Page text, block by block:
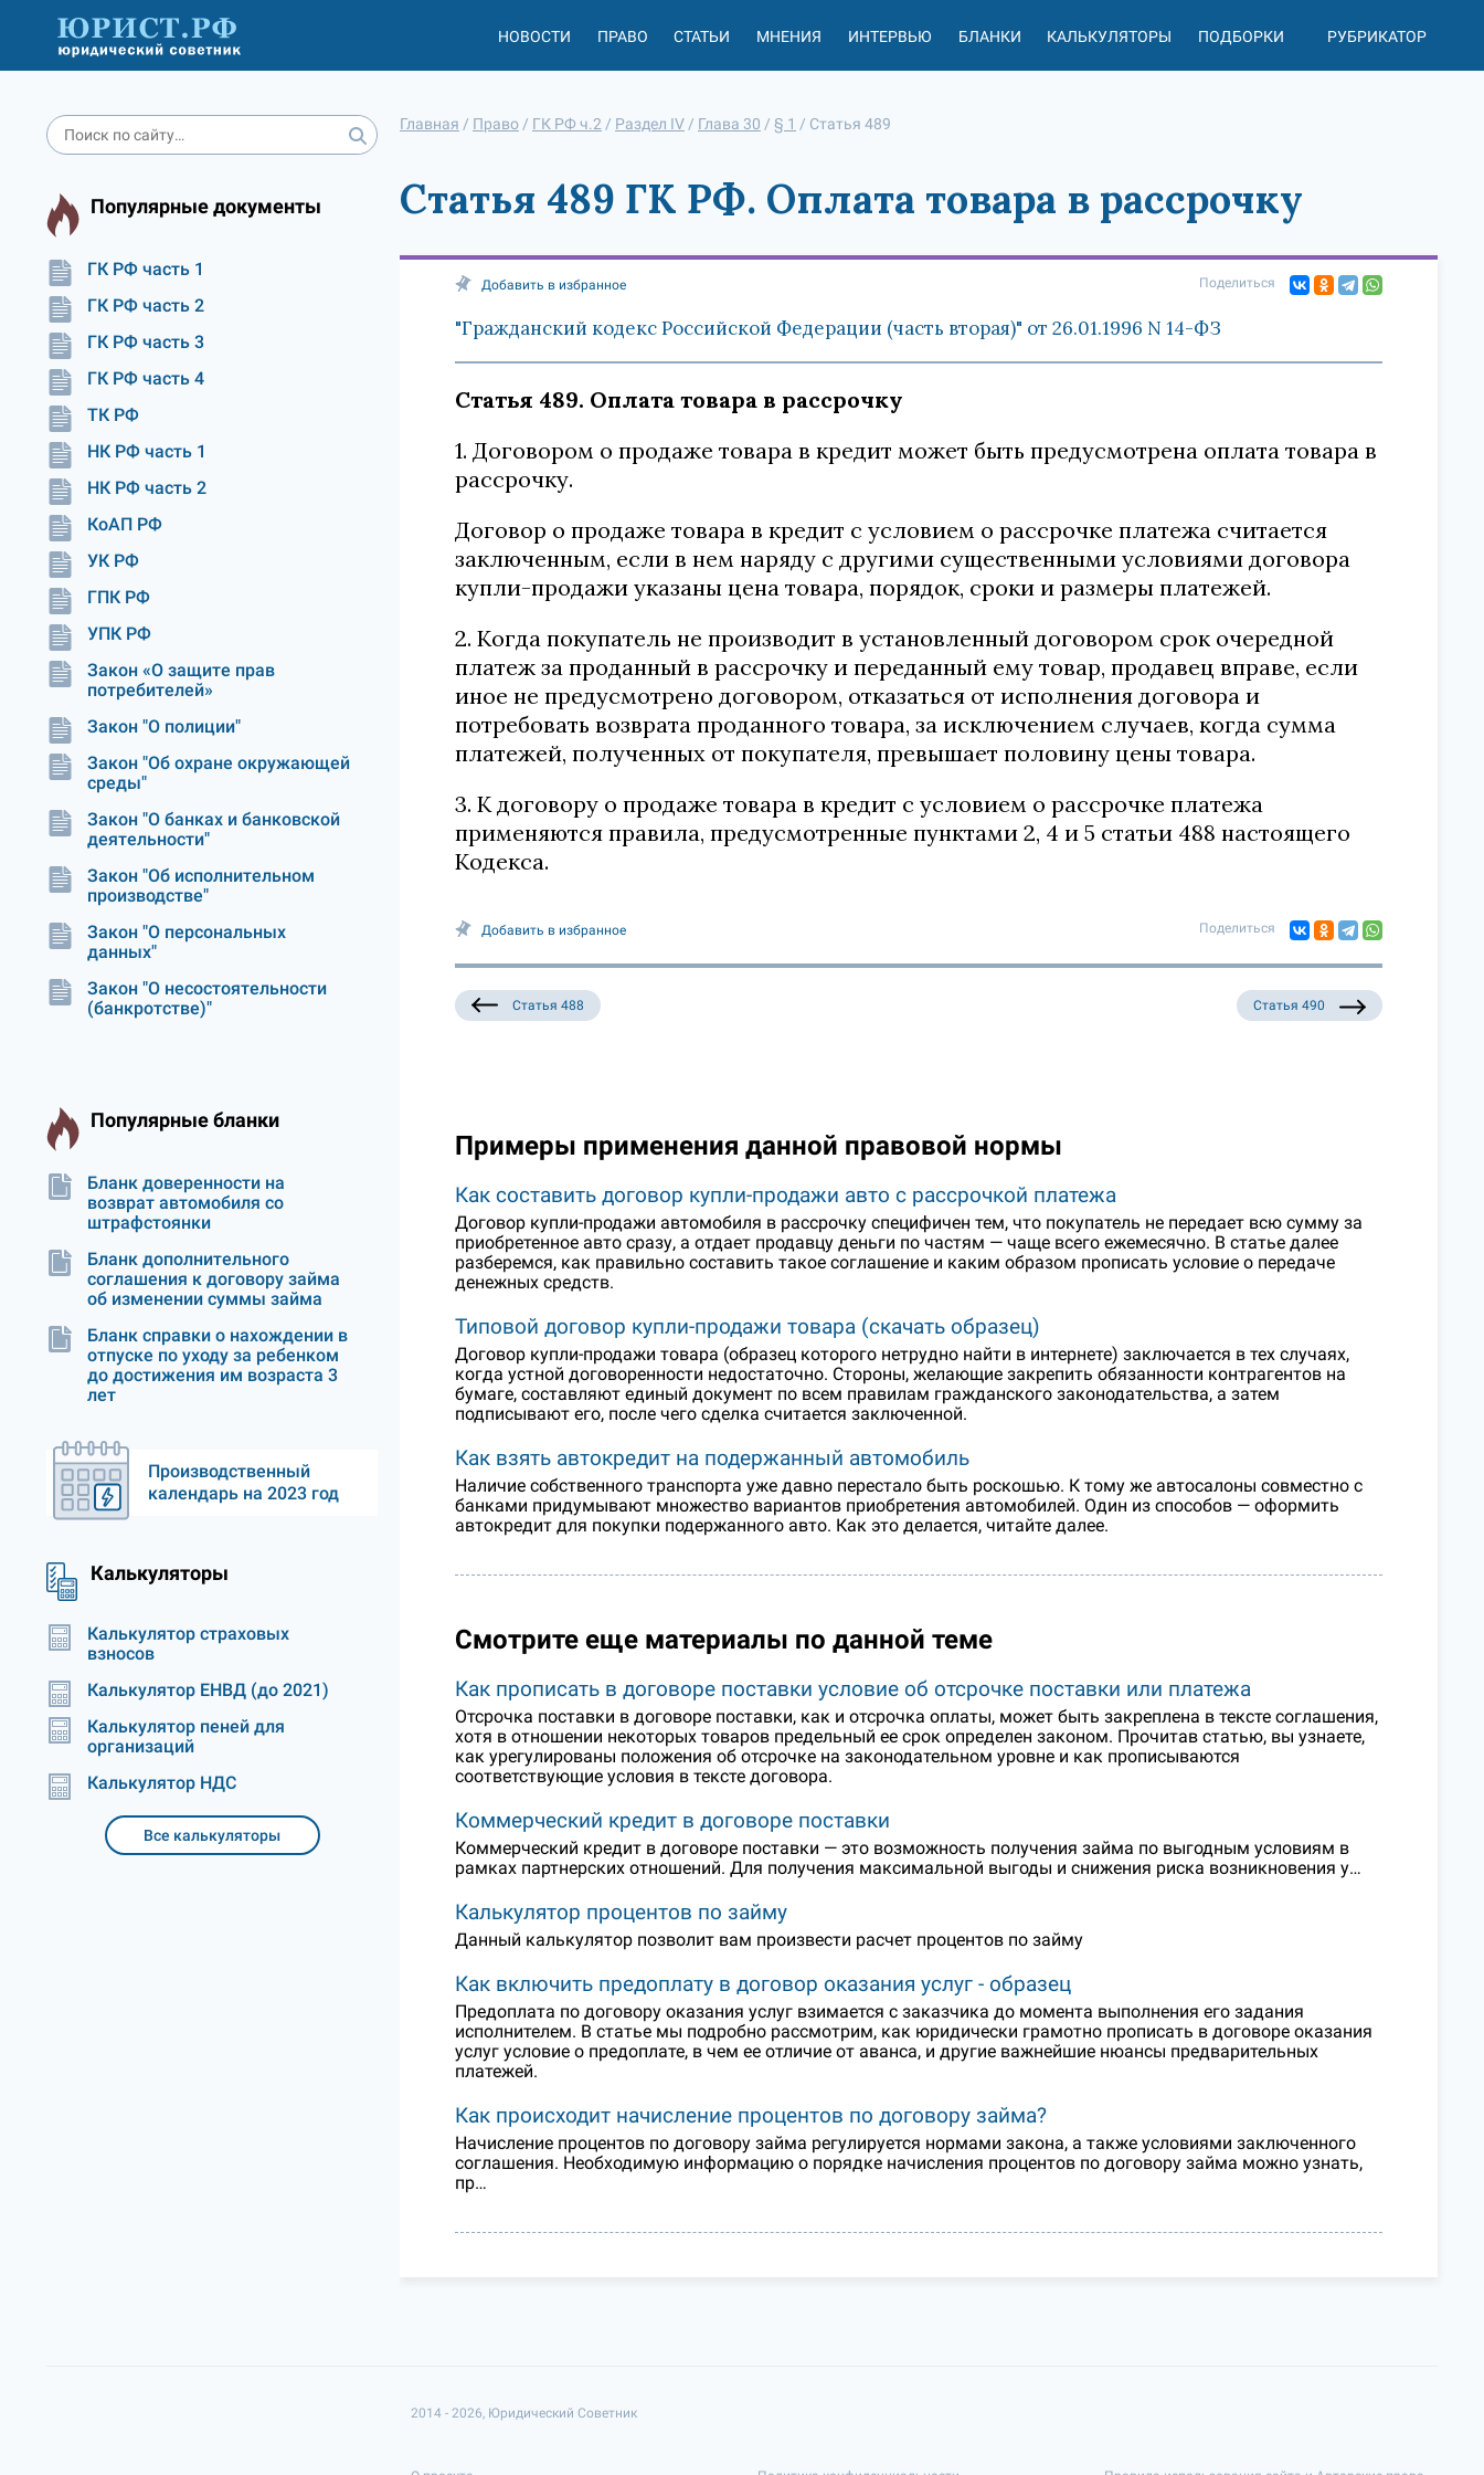
НОВОСТИ ПРАВО СТАТЬИ МНЕНИЯ ИНТЕРВЬЮ БЛАНКИ КАЛЬКУЛЯТОРЫ ПОДБОРКИ РУБРИКАТОР
Популярные документы
ГК РФ часть 1
ГК РФ часть 2
ГК РФ часть 3
ГК РФ часть 4
ТК РФ
НК РФ часть 1
НК РФ часть 2
КоАП РФ
УК РФ
ГПК РФ
УПК РФ
Закон «О защите прав
потребителей»
Закон "О полиции"
Закон "Об охране окружающей
среды"
Закон "О банках и банковской
деятельности"
Закон "Об исполнительном
производстве"
Закон "О персональных
данных"
Закон "О несостоятельности
(банкротстве)"
Популярные бланки
Бланк доверенности на
возврат автомобиля со
штрафстоянки
Бланк дополнительного
соглашения к договору займа
об изменении суммы займа
Бланк справки о нахождении в
отпуске по уходу за ребенком
до достижения им возраста 3
лет
Производственный
календарь на 2023 год
Калькуляторы
Калькулятор страховых
взносов
Калькулятор ЕНВД (до 2021)
Калькулятор пеней для
организаций
Калькулятор НДС
Все калькуляторы
Главная / Право / ГК РФ ч.2 / Раздел IV / Глава 30 / § 1 / Статья 489
Статья 489 ГК РФ. Оплата товара в рассрочку
Добавить в избранное Поделиться
"Гражданский кодекс Российской Федерации (часть вторая)" от 26.01.1996 N 14-ФЗ
Статья 489. Оплата товара в рассрочку
1. Договором о продаже товара в кредит может быть предусмотрена оплата товара в
рассрочку.
Договор о продаже товара в кредит с условием о рассрочке платежа считается
заключенным, если в нем наряду с другими существенными условиями договора
купли-продажи указаны цена товара, порядок, сроки и размеры платежей.
2. Когда покупатель не производит в установленный договором срок очередной
платеж за проданный в рассрочку и переданный ему товар, продавец вправе, если
иное не предусмотрено договором, отказаться от исполнения договора и
потребовать возврата проданного товара, за исключением случаев, когда сумма
платежей, полученных от покупателя, превышает половину цены товара.
3. К договору о продаже товара в кредит с условием о рассрочке платежа
применяются правила, предусмотренные пунктами 2, 4 и 5 статьи 488 настоящего
Кодекса.
Добавить в избранное Поделиться
Статья 488 Статья 490
Примеры применения данной правовой нормы
Как составить договор купли-продажи авто с рассрочкой платежа
Договор купли-продажи автомобиля в рассрочку специфичен тем, что покупатель не передает всю сумму за
приобретенное авто сразу, а отдает продавцу деньги по частям — чаще всего ежемесячно. В статье далее
разберемся, как правильно составить такое соглашение и каким образом прописать условие о передаче
денежных средств.
Типовой договор купли-продажи товара (скачать образец)
Договор купли-продажи товара (образец которого нетрудно найти в интернете) заключается в тех случаях,
когда устной договоренности недостаточно. Стороны, желающие закрепить обязанности контрагентов на
бумаге, составляют единый документ по всем правилам гражданского законодательства, а затем
подписывают его, после чего сделка считается заключенной.
Как взять автокредит на подержанный автомобиль
Наличие собственного транспорта уже давно перестало быть роскошью. К тому же автосалоны совместно с
банками придумывают множество вариантов приобретения автомобилей. Один из способов — оформить
автокредит для покупки подержанного авто. Как это делается, читайте далее.
Смотрите еще материалы по данной теме
Как прописать в договоре поставки условие об отсрочке поставки или платежа
Отсрочка поставки в договоре поставки, как и отсрочка оплаты, может быть закреплена в тексте соглашения,
хотя в отношении некоторых товаров предельный ее срок определен законом. Прочитав статью, вы узнаете,
как урегулированы положения об отсрочке на законодательном уровне и как прописываются
соответствующие условия в тексте договора.
Коммерческий кредит в договоре поставки
Коммерческий кредит в договоре поставки — это возможность получения займа по выгодным условиям в
рамках партнерских отношений. Для получения максимальной выгоды и снижения риска возникновения у…
Калькулятор процентов по займу
Данный калькулятор позволит вам произвести расчет процентов по займу
Как включить предоплату в договор оказания услуг - образец
Предоплата по договору оказания услуг взимается с заказчика до момента выполнения его задания
исполнителем. В статье мы подробно рассмотрим, как юридически грамотно прописать в договоре оказания
услуг условие о предоплате, в чем ее отличие от аванса, и другие важнейшие нюансы предварительных
платежей.
Как происходит начисление процентов по договору займа?
Начисление процентов по договору займа регулируется нормами закона, а также условиями заключенного
соглашения. Необходимую информацию о порядке начисления процентов по договору займа можно узнать,
пр…
2014 - 2026, Юридический Советник